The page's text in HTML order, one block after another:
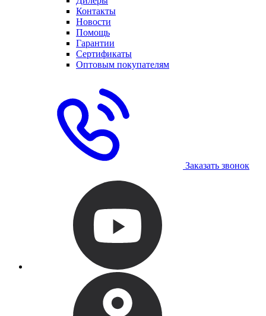
Контакты
Новости
Помощь
Гарантии
Сертификаты
Оптовым покупателям
Заказать звонок